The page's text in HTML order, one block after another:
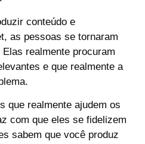
conteúdo e
as pessoas se tornaram
realmente procuram
e que realmente a
que realmente ajudem os
com que eles se fidelizem
sabem que você produz